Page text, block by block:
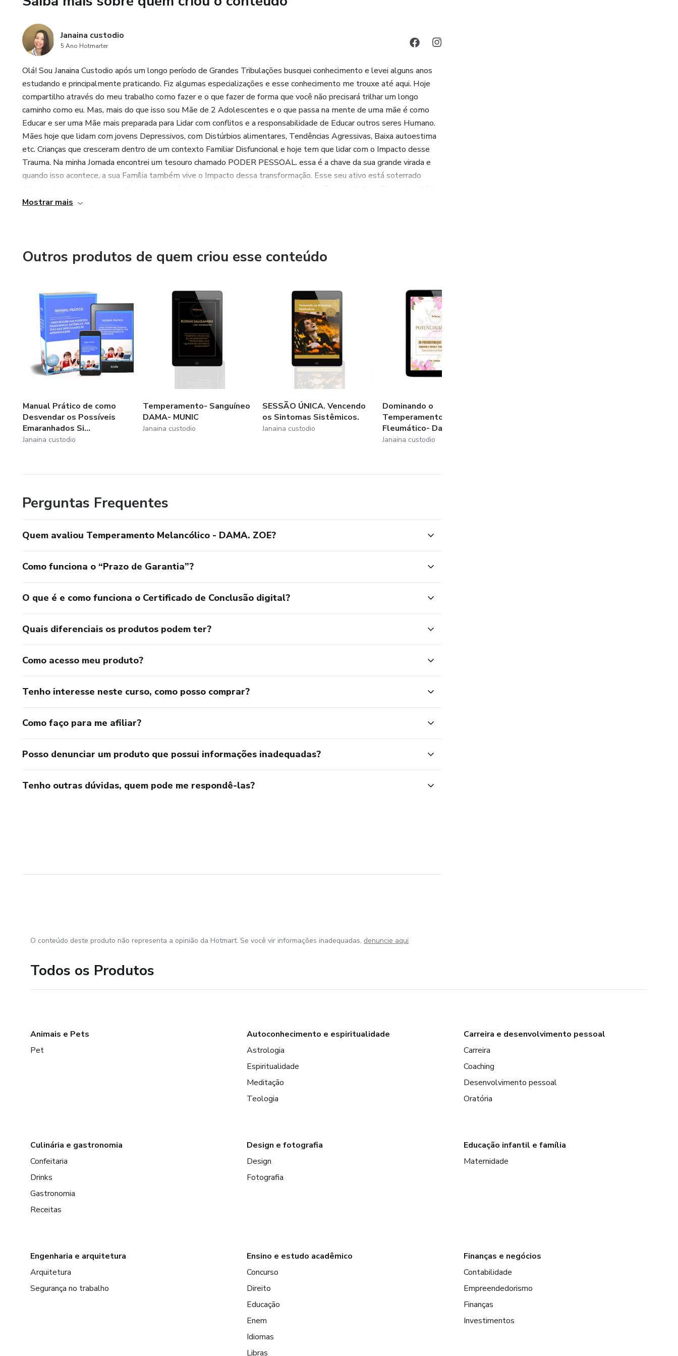
Janaina custodio
5 Ano Hotmarter
Olá! Sou Janaina Custodio após um longo período de Grandes Tribulações busquei conhecimento e levei alguns anos
estudando e principalmente praticando. Fiz algumas especializações e esse conhecimento me trouxe até aqui. Hoje
compartilho através do meu trabalho como fazer e o que fazer de forma que você não precisará trilhar um longo
caminho como eu. Mas, mais do que isso sou Mãe de 2 Adolescentes e o que passa na mente de uma mãe é como
Educar e ser uma Mãe mais preparada para Lidar com conflitos e a responsabilidade de Educar outros seres Humano.
Mães hoje que lidam com jovens Depressivos, com Distúrbios alimentares, Tendências Agressivas, Baixa autoestima
etc. Crianças que cresceram dentro de um contexto Familiar Disfuncional e hoje tem que lidar com o Impacto desse
Trauma. Na minha Jornada encontrei um tesouro chamado PODER PESSOAL. essa é a chave da sua grande virada e
quando isso acontece, a sua Família também vive o Impacto dessa transformação. Esse seu ativo está soterrado
Tenha coragem e Disposição.
Poderia falar muitas coisas a esse respeito, até porque gosto muito de Falar. Mas com relação ao meu trabalho
acredito e vivo a seguinte Frase.
Um herói é aquele que cura suas Próprias Feridas e então mostra aos outros como fazer o Mesmo.
A Minha Força e a Sua Força esta na Unicidade.
Mostrar mais
Outros produtos de quem criou esse conteúdo
Manual Prático de como
Desvendar os Possíveis
Emaranhados Si...
Janaina custodio
Temperamento- Sanguíneo
DAMA- MUNIC
Janaina custodio
SESSÃO ÚNICA. Vencendo
os Sintomas Sistêmicos.
Janaina custodio
Dominando o
Temperamento-
Fleumático- Dama Pilar
Janaina custodio
Perguntas Frequentes
Quem avaliou Temperamento Melancólico - DAMA. ZOE?
Como funciona o “Prazo de Garantia”?
O que é e como funciona o Certificado de Conclusão digital?
Quais diferenciais os produtos podem ter?
Como acesso meu produto?
Tenho interesse neste curso, como posso comprar?
Como faço para me afiliar?
Posso denunciar um produto que possui informações inadequadas?
Tenho outras dúvidas, quem pode me respondê-las?
O conteúdo deste produto não representa a opinião da Hotmart. Se você vir informações inadequadas, denuncie aqui
Todos os Produtos
Animais e Pets
Pet
Autoconhecimento e espiritualidade
Astrologia
Espiritualidade
Meditação
Teologia
Carreira e desenvolvimento pessoal
Carreira
Coaching
Desenvolvimento pessoal
Oratória
Culinária e gastronomia
Confeitaria
Drinks
Gastronomia
Receitas
Design e fotografia
Design
Fotografia
Educação infantil e família
Maternidade
Engenharia e arquitetura
Arquitetura
Segurança no trabalho
Ensino e estudo acadêmico
Concurso
Direito
Educação
Enem
Idiomas
Libras
Finanças e negócios
Contabilidade
Empreendedorismo
Finanças
Investimentos